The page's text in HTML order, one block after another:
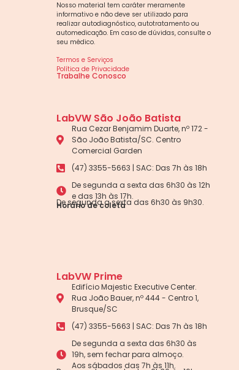
Nosso material tem caráter meramente
informativo e não deve ser utilizado para
realizar autodiagnóstico, autotratamento ou
automedicação. Em caso de dúvidas, consulte o
seu médico.
Termos e Serviços
Política de Privacidade
Trabalhe Conosco
LabVW São João Batista
Rua Cezar Benjamim Duarte, nº 172 -
São João Batista/SC. Centro
Comercial Garden
(47) 3355-5663 | SAC: Das 7h às 18h
De segunda a sexta das 6h30 às 12h
e das 13h às 17h.
Horário de coleta
De segunda a sexta das 6h30 às 9h30.
LabVW Prime
Edifício Majestic Executive Center.
Rua João Bauer, nº 444 - Centro 1,
Brusque/SC
(47) 3355-5663 | SAC: Das 7h às 18h
De segunda a sexta das 6h30 às
19h, sem fechar para almoço.
Aos sábados das 7h às 11h.